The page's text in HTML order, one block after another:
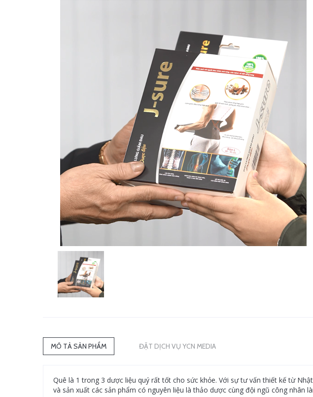
MÔ TẢ SẢN PHẨM ĐẶT DỊCH VỤ YCN MEDIA
Quê là 1 trong 3 dược liệu quý rất tốt cho sức khỏe. Với sự tư vấn thiết kế từ
và sản xuất các sản phẩm có nguyên liệu là thảo dược cùng đội ngũ công nhân